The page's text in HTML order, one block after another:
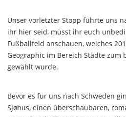
Unser vorletzter Stopp führte uns
ihr hier seid, müsst ihr euch
Fußballfeld anschauen, welches
Geographic im Bereich Städte zum
gewählt wurde.
Bevor es für uns nach Schweden
Sjøhus, einen überschaubaren,